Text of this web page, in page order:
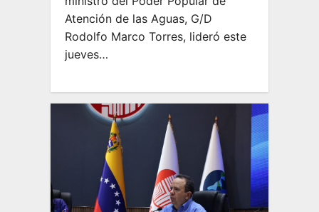
Atención de las Aguas, G/D
Rodolfo Marco Torres, lideró este
jueves…